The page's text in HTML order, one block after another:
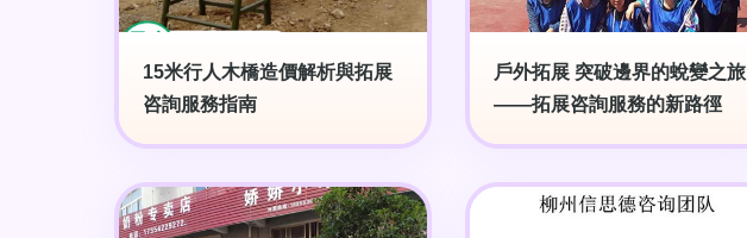
15米行人木橋造價解析與拓展
咨詢服務指南
戶外拓展 突破邊界的蛻變之旅
——拓展咨詢服務的新路徑